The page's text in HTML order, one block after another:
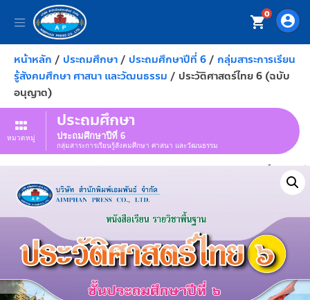
account_circle
shopping_cart0
หน้าหลัก / ประถมศึกษา/ ประถมศึกษาปีที่ 6/ กลุ่มสาระการเรียน
รู้สังคมศึกษา ศาสนา และวัฒนธรรม / ประวัติศาสตร์ไทย 6 (ฉบับ
อนุญาต)
หมวดหมู่
ประถมศึกษา
ประถมศึกษาปีที่ 6
กลุ่มสาระการเรียนรู้สังคมศึกษา ศาสนา และวัฒนธรรม